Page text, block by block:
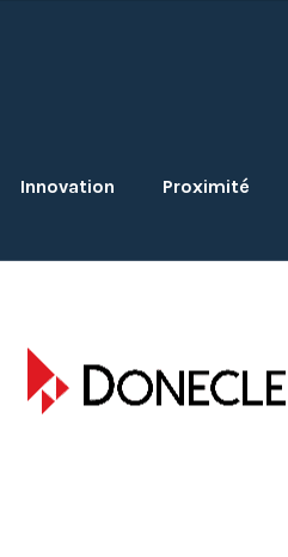
Innovation Proximité